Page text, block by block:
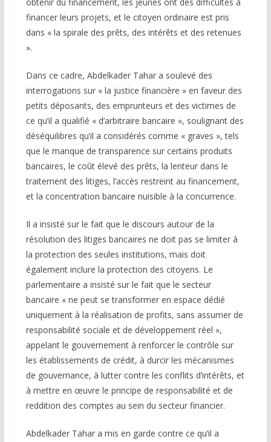
financer leurs projets, et le citoyen ordinaire est pris
dans « la spirale des prêts, des intérêts et des retenues
».
Dans ce cadre, Abdelkader Tahar a soulevé des
interrogations sur « la justice financière » en faveur des
petits déposants, des emprunteurs et des victimes de
ce qu’il a qualifié « d’arbitraire bancaire », soulignant des
déséquilibres qu’il a considérés comme « graves », tels
que le manque de transparence sur certains produits
bancaires, le coût élevé des prêts, la lenteur dans le
traitement des litiges, l’accès restreint au financement,
et la concentration bancaire nuisible à la concurrence.
Il a insisté sur le fait que le discours autour de la
résolution des litiges bancaires ne doit pas se limiter à
la protection des seules institutions, mais doit
également inclure la protection des citoyens. Le
parlementaire a insisté sur le fait que le secteur
bancaire « ne peut se transformer en espace dédié
uniquement à la réalisation de profits, sans assumer de
responsabilité sociale et de développement réel »,
appelant le gouvernement à renforcer le contrôle sur
les établissements de crédit, à durcir les mécanismes
de gouvernance, à lutter contre les conflits d’intérêts, et
à mettre en œuvre le principe de responsabilité et de
reddition des comptes au sein du secteur financier.
Abdelkader Tahar a mis en garde contre ce qu’il a